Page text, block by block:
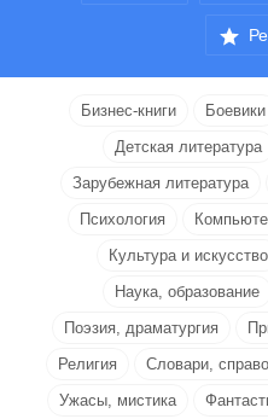
Бизнес-книги Боевики
Детская литература
Зарубежная литература
Психология
Культура и искусство
Наука, образование
Поэзия, драматургия
Религия
Словари,
Ужасы, мистика